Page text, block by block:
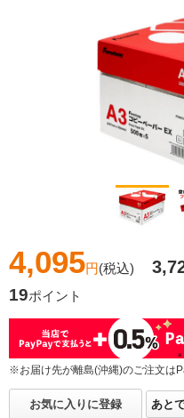
4,095円(税込)
19ポイント
※お届け先が離島(沖縄)のご注文は
お気に入りに登録 あと